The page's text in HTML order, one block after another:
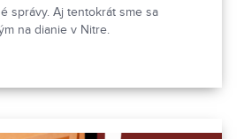
správy. Aj tentokrát sme sa
na dianie v Nitre.